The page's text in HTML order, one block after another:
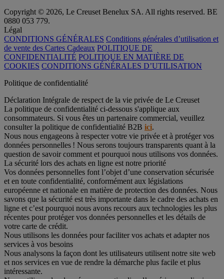
Copyright © 2026, Le Creuset Benelux SA. All rights reserved. BE
0880 053 779.
Légal
CONDITIONS GÉNÉRALES Conditions générales d’utilisation et
de vente des Cartes Cadeaux POLITIQUE DE
CONFIDENTIALITÉ POLITIQUE EN MATIÈRE DE
COOKIES CONDITIONS GÉNÉRALES D’UTILISATION
Politique de confidentialité
Déclaration Intégrale de respect de la vie privée de Le Creuset
La politique de confidentialité ci-dessous s'applique aux
consommateurs. Si vous êtes un partenaire commercial, veuillez
consulter la politique de confidentialité B2B ici.
Nous nous engageons à respecter votre vie privée et à protéger vos
données personnelles ! Nous serons toujours transparents quant à la
question de savoir comment et pourquoi nous utilisons vos données.
La sécurité lors des achats en ligne est notre priorité
Vos données personnelles font l’objet d’une conservation sécurisée
et en toute confidentialité, conformément aux législations
européenne et nationale en matière de protection des données. Nous
savons que la sécurité est très importante dans le cadre des achats en
ligne et c’est pourquoi nous avons recours aux technologies les plus
récentes pour protéger vos données personnelles et les détails de
votre carte de crédit.
Nous utilisons les données pour faciliter vos achats et adapter nos
services à vos besoins
Nous analysons la façon dont les utilisateurs utilisent notre site web
et nos services en vue de rendre la démarche plus facile et plus
intéressante.